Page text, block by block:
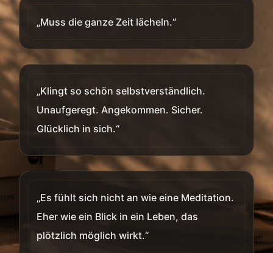
„Muss die ganze Zeit lächeln.“
„Klingt so schön selbstverständlich.
Unaufgeregt. Angekommen. Sicher.
Glücklich in sich.“
„Es fühlt sich nicht an wie eine Meditation.
Eher wie ein Blick in ein Leben, das
plötzlich möglich wirkt.“